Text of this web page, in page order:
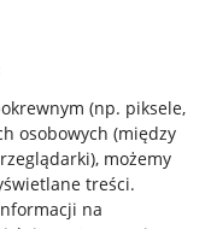
(np. piksele,
osobowych (między
, możemy
treści.
na